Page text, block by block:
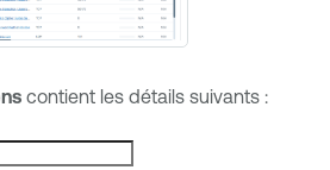
contient les détails suivants :